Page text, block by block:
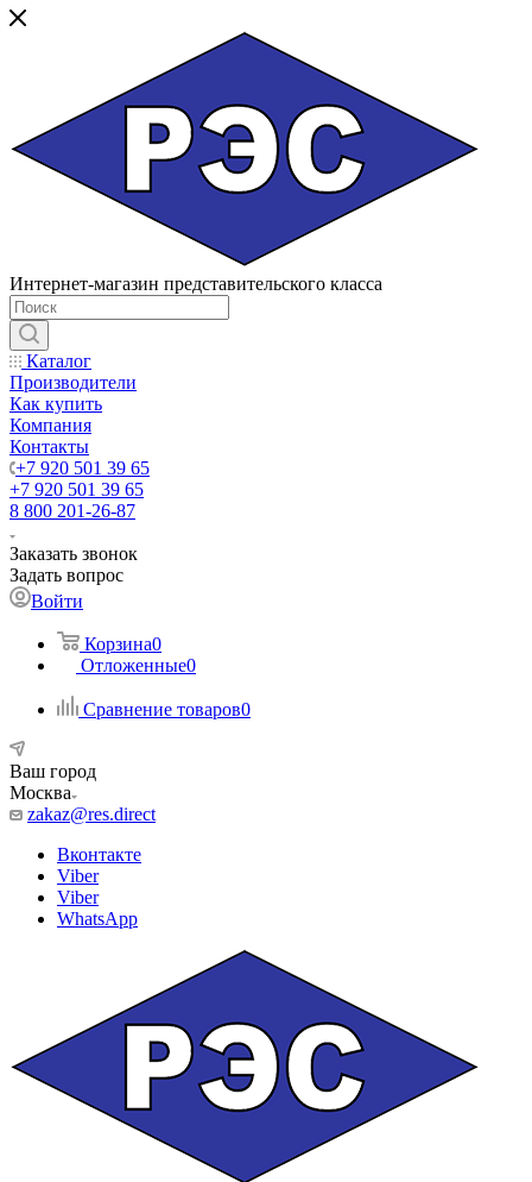
Интернет-магазин представительского класса
Каталог
Производители
Как купить
Компания
Контакты
+7 920 501 39 65
+7 920 501 39 65
8 800 201-26-87
Заказать звонок
Задать вопрос
Войти
Корзина0
Отложенные0
Сравнение товаров0
Ваш город
Москва
zakaz@res.direct
Вконтакте
Viber
Viber
WhatsApp